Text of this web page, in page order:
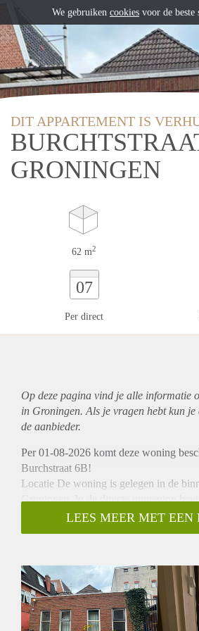
DIT APPARTEMENT IS
GRONINGEN
62 m2
07
Per direct
Op deze pagina vind je alle informatie
in Groningen. Als je vragen hebt kun je
de aanbieder.
Per 01-08-2026 komt deze woning
Burchstraat 6B!
Locatie De woning is gelegen in de
Groningen. In de directe omgeving
supermarkten zoals Jumbo en Albert
en winkels. De ringweg en andere
tot twee ruime slaapkamers en de
keuken. De keuken is uitgerust met een
inductieplaat, afzuigkap en een
beschikt over een douche, wastafel en
LEES MEER MET EEN
We gebruiken cookies voor de beste